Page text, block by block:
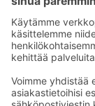
Yhteishyvä Ruoka
S-ostoslista -
Prisma.fi
Sokos.fi
S-Pankki
Yhteishyvä